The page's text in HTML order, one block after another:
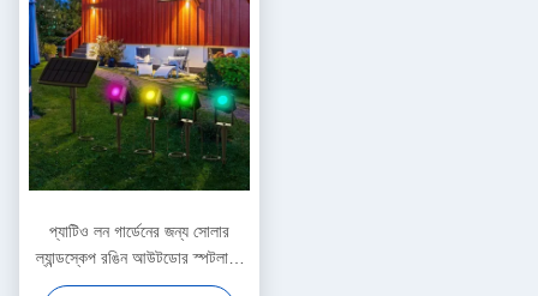
প্যাটিও লন গার্ডেনের জন্য সোলার
ল্যান্ডস্কেপ রঙিন আউটডোর স্পটলাইট
জলরোধী